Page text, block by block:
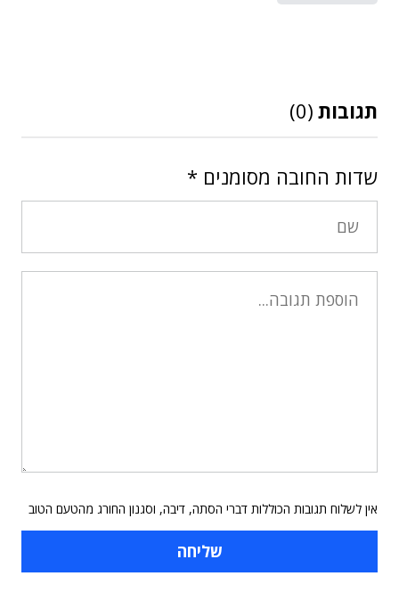
תגובות (0)
שדות החובה מסומנים *
אין לשלוח תגובות הכוללות דברי הסתה, דיבה, וסגנון החורג מהטעם הטוב